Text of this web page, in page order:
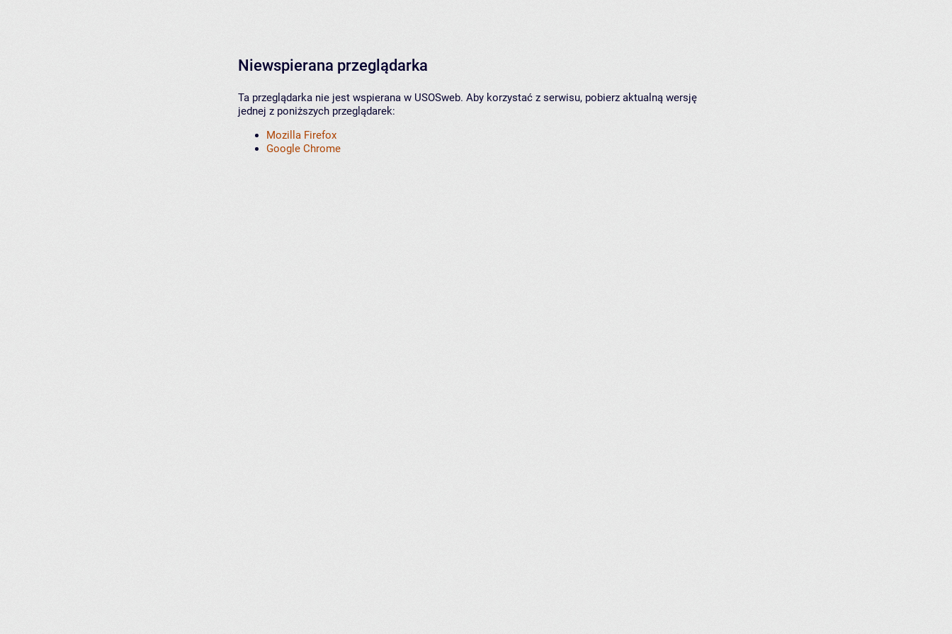
Niewspierana przeglądarka
Ta przeglądarka nie jest wspierana w USOSweb. Aby korzystać z serwisu, pobierz aktualną wersję
jednej z poniższych przeglądarek:
Mozilla Firefox
Google Chrome